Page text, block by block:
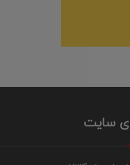
Traffic
سایت